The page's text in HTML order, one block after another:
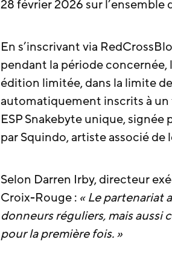
28 février 2026 sur
En s’inscrivant via
pendant la période
édition limitée, dans la limite
automatiquement inscrits à
ESP Snakebyte unique,
par Squindo, artiste associé
Selon Darren Irby, directeur
Croix-Rouge : « Le partenariat
donneurs réguliers, mais aussi
pour la première fois. »